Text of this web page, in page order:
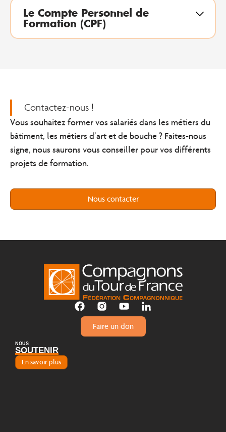
Le Compte Personnel de
Formation (CPF)
Contactez-nous !
Vous souhaitez former vos salariés dans les métiers du
bâtiment, les métiers d’art et de bouche? Faites-nous
signe, nous saurons vous conseiller pour vos différents
projets de formation.
Nous contacter
Faire un don
NOUS
SOUTENIR
En savoir plus